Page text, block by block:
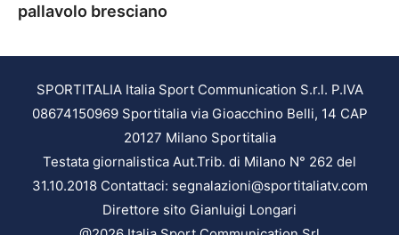
pallavolo bresciano
SPORTITALIA Italia Sport Communication S.r.l. P.IVA
08674150969 Sportitalia via Gioacchino Belli, 14 CAP
20127 Milano Sportitalia
Testata giornalistica Aut.Trib. di Milano N° 262 del
31.10.2018 Contattaci: segnalazioni@sportitaliatv.com
Direttore sito Gianluigi Longari